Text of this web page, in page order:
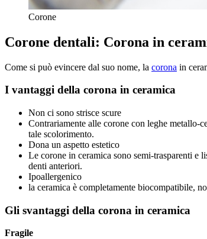
Corone
Corone dentali: Corona in
Come si può evincere dal suo nome, la corona in
I vantaggi della corona in ceramica
Non ci sono strisce scure
Contrariamente alle corone con leghe metallo-
tale scolorimento.
Dona un aspetto estetico
Le corone in ceramica sono semi-trasparenti e
denti anteriori.
Ipoallergenico
la ceramica è completamente biocompatibile,
Gli svantaggi della corona in ceramica
Fragile